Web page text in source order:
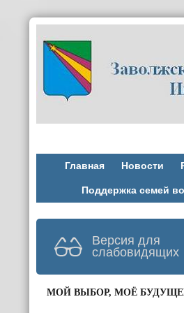
Главная Новости
Поддержка семей
Версия для
слабовидящих
МОЙ ВЫБОР, МОЁ